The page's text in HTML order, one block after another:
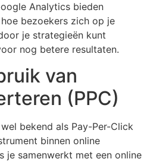
Analytics bieden
bezoekers zich op je
je strategieën kunt
nog betere resultaten.
van
(PPC)
bekend als Pay-Per-Click
binnen online
je samenwerkt met een online